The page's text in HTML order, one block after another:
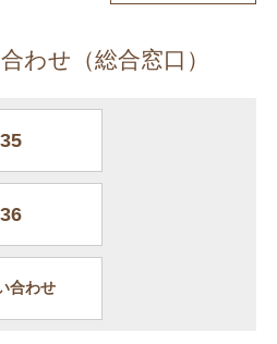
わせ（総合窓口）
合わせ